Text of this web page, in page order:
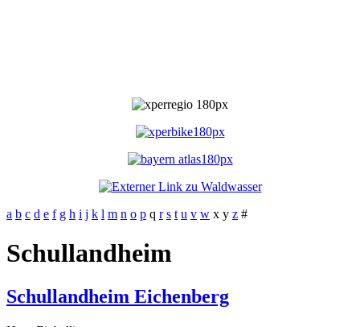
a b c d e f g h i j k l m n o p q r s t u v w x y z #
Schullandheim
Schullandheim Eichenberg